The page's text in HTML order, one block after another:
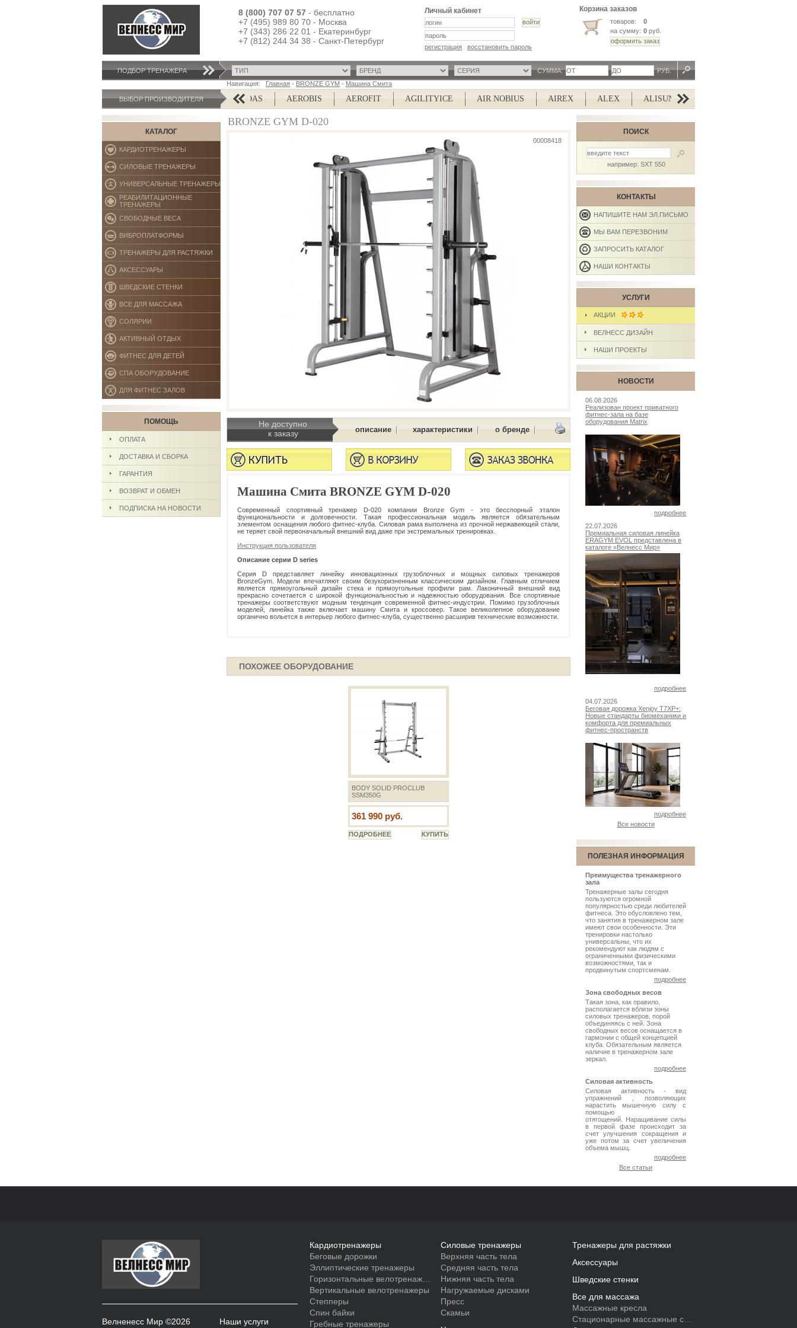
8 (800) 707 07 57 - бесплатно
+7 (495) 989 80 70 - Москва
+7 (343) 286 22 01 - Екатеринбург
+7 (812) 244 34 38 - Санкт-Петербург
Личный кабинет
регистрация восстановить пароль
Корзина заказов
товаров:
0
на сумму: 0 руб.
ПОДБОР ТРЕНАЖЕРA СУММА:
РУБ.
Навигация: Главная - BRONZE GYM - Машина Смита
ВЫБОР ПРОИЗВОДИТЕЛЯ
AB COASTER ADIDAS AEROBIS AEROFIT AGILITYICE AIR NOBIUS AIREX ALEX ALISUN
КАТАЛОГ
КАРДИОТРЕНАЖЕРЫ
СИЛОВЫЕ ТРЕНАЖЕРЫ
УНИВЕРСАЛЬНЫЕ ТРЕНАЖЕРЫ
РЕАБИЛИТАЦИОННЫЕ
ТРЕНАЖЕРЫ
СВОБОДНЫЕ ВЕСА
ВИБРОПЛАТФОРМЫ
ТРЕНАЖЕРЫ ДЛЯ РАСТЯЖКИ
АКСЕССУАРЫ
ШВЕДСКИЕ СТЕНКИ
ВСЕ ДЛЯ МАССАЖА
СОЛЯРИИ
АКТИВНЫЙ ОТДЫХ
ФИТНЕС ДЛЯ ДЕТЕЙ
СПА ОБОРУДОВАНИЕ
ДЛЯ ФИТНЕС ЗАЛОВ
ПОМОЩЬ
ОПЛАТА
ДОСТАВКА И СБОРКА
ГАРАНТИЯ
ВОЗВРАТ И ОБМЕН
ПОДПИСКА НА НОВОСТИ
00008418
BRONZE GYM D-020
Не доступно
к заказу
описание | характеристики | о бренде |
Машина Смита BRONZE GYM D-020
Современный спортивный тренажер D-020 компании Bronze Gym - это бесспорный эталон
функциональности и долговечности. Такая профессиональная модель является обязательным
элементом оснащения любого фитнес-клуба. Силовая рама выполнена из прочной нержавеющей стали,
не теряет свой первоначальный внешний вид даже при экстремальных тренировках.
Инструкция пользователя
Описание серии D series
Серия D представляет линейку инновационных грузоблочных и мощных силовых тренажеров
BronzeGym. Модели впечатляют своим безукоризненным классическим дизайном. Главным отличием
является прямоугольный дизайн стека и прямоугольные профили рам. Лаконичный внешний вид
прекрасно сочетается с широкой функциональностью и надежностью оборудования. Все спортивные
тренажеры соответствуют модным тенденция современной фитнес-индустрии. Помимо грузоблочных
моделей, линейка также включает машину Смита и кроссовер. Такое великолепное оборудование
органично вольется в интерьер любого фитнес-клуба, существенно расширив технические возможности.
ПОХОЖЕЕ ОБОРУДОВАНИЕ
BODY SOLID PROCLUB
SSM350G
361 990 руб.
ПОИСК
например: SXT 550
КОНТАКТЫ
НАПИШИТЕ НАМ ЭЛ.ПИСЬМО
МЫ ВАМ ПЕРЕЗВОНИМ
ЗАПРОСИТЬ КАТАЛОГ
НАШИ КОНТАКТЫ
УСЛУГИ
АКЦИИ
ВЕЛНЕСС ДИЗАЙН
НАШИ ПРОЕКТЫ
НОВОСТИ
06.08.2026
Реализован проект приватного
фитнес-зала на базе
оборудования Matrix
подробнее
22.07.2026
Премиальная силовая линейка
ERAGYM EVOL представлена в
каталоге «Велнесс Мир»
подробнее
04.07.2026
Беговая дорожка Xenjoy T7XP+:
Новые стандарты биомеханики и
комфорта для премиальных
фитнес-пространств
подробнее
Все новости
ПОЛЕЗНАЯ ИНФОРМАЦИЯ
Преимущества тренажерного
зала
Тренажерные залы сегодня
пользуются огромной
популярностью среди любителей
фитнеса. Это обусловлено тем,
что занятия в тренажерном зале
имеют свои особенности. Эти
тренировки настолько
универсальны, что их
рекомендуют как людям с
ограниченными физическими
возможностями, так и
продвинутым спортсменам.
подробнее
Зона свободных весов
Такая зона, как правило,
располагается вблизи зоны
силовых тренажеров, порой
объединяясь с ней. Зона
свободных весов оснащается в
гармонии с общей концепцией
клуба. Обязательным является
наличие в тренажерном зале
зеркал.
подробнее
Силовая активность
Силовая активность - вид
упражнений , позволяющих
нарастить мышечную силу с
помощью
отягощений. Наращивание силы
в первой фазе происходит за
счет улучшения сокращения и
уже потом за счет увеличения
объема мышц.
подробнее
Все статьи
Наши услуги
Велненесс Мир ©2026
Кардиотренажеры
Беговые дорожки
Эллиптические тренажеры
Горизонтальные велотренажеры
Вертикальные велотренажеры
Степперы
Спин байки
Гребные тренажеры
Силовые тренажеры
Верхняя часть тела
Средняя часть тела
Нижняя часть тела
Нагружаемые дисками
Пресс
Скамьи
Тренажеры для растяжки
Аксессуары
Шведские стенки
Все для массажа
Массажные кресла
Стационарные массажные столы